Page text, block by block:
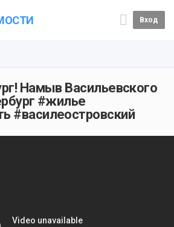
Вход
Намыв Васильевского
#жилье
#василеостровский